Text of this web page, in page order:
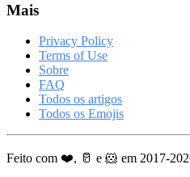
Mais
Privacy Policy
Terms of Use
Sobre
FAQ
Todos os artigos
Todos os Emojis
Feito com ❤️, 🥛 e 🐹 em 2017-